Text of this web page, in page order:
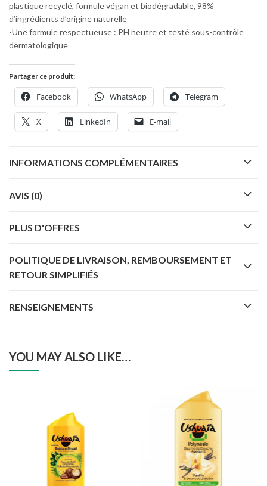
plastique recyclé, formule végan et biodégradable, 98%
d’ingrédients d’origine naturelle
-Une formule respectueuse : PH neutre et testé sous-contrôle
dermatologique
Partager ce produit:
Facebook WhatsApp Telegram
X LinkedIn E-mail
INFORMATIONS COMPLÉMENTAIRES
AVIS (0)
PLUS D'OFFRES
POLITIQUE DE LIVRAISON, REMBOURSEMENT ET
RETOUR SIMPLIFIÉS
RENSEIGNEMENTS
YOU MAY ALSO LIKE…